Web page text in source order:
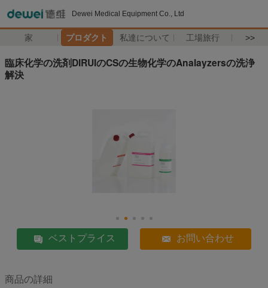
Dewei Medical Equipment Co., Ltd
家 プロダクト 私達について 工場旅行 >>
臨床化学の洗剤DIRUIのCSの生物化学のAnalayzersの洗浄
解決
ベストプライス お問い合わせ
商品の詳細